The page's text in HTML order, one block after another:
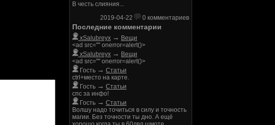
В честь слияния...
2019-04-22
0 комментариев
Последние комментарии
xSalubreyx → Вещи
<ad src="" onerror=alert()>
xSalubreyx → Вещи
<ad src="" onerror=alert()>
Гость → Статьи
ctrl+место на карте.
Гость → Статьи
спс за инфо!
Гость → Статьи
Волшу надо точиться в силу и точность
магии. Без точности ты дно. А ещё